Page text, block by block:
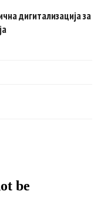
дигитализација за